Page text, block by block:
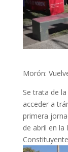
Morón:
Se trata de
acceder a
primera
de abril en la